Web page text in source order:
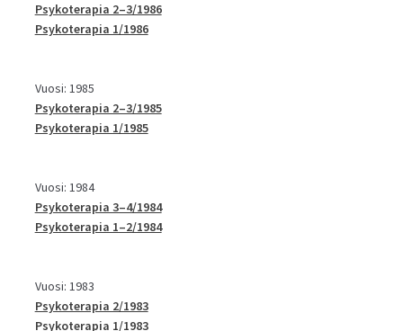
Psykoterapia 2–3/1986
Psykoterapia 1/1986
Vuosi: 1985
Psykoterapia 2–3/1985
Psykoterapia 1/1985
Vuosi: 1984
Psykoterapia 3–4/1984
Psykoterapia 1–2/1984
Vuosi: 1983
Psykoterapia 2/1983
Psykoterapia 1/1983